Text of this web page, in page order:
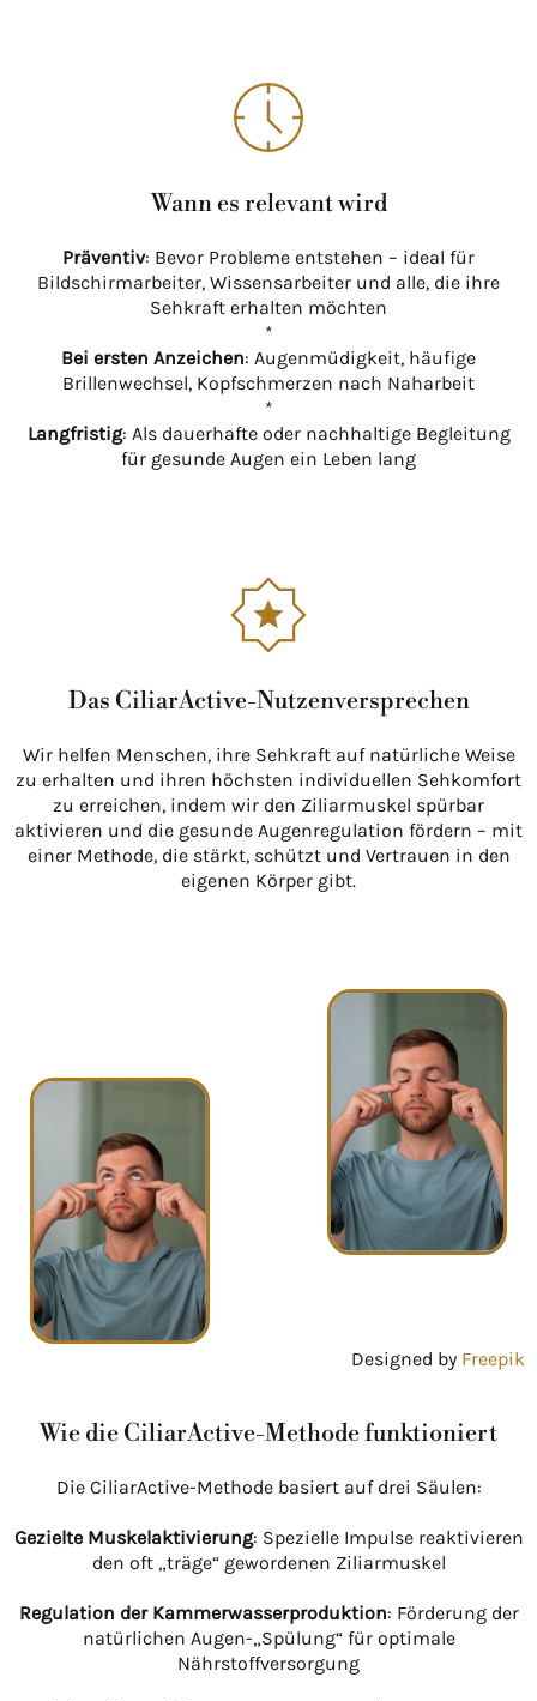
Wann es relevant wird
Präventiv: Bevor Probleme entstehen – ideal für
Bildschirmarbeiter, Wissensarbeiter und alle, die ihre
Sehkraft erhalten möchten
*
Bei ersten Anzeichen: Augenmüdigkeit, häufige
Brillenwechsel, Kopfschmerzen nach Naharbeit
*
Langfristig: Als dauerhafte oder nachhaltige Begleitung
für gesunde Augen ein Leben lang
Das CiliarActive-Nutzenversprechen
Wir helfen Menschen, ihre Sehkraft auf natürliche Weise
zu erhalten und ihren höchsten individuellen Sehkomfort
zu erreichen, indem wir den Ziliarmuskel spürbar
aktivieren und die gesunde Augenregulation fördern – mit
einer Methode, die stärkt, schützt und Vertrauen in den
eigenen Körper gibt.
Designed by Freepik
Wie die CiliarActive-Methode funktioniert
Die CiliarActive-Methode basiert auf drei Säulen:
Gezielte Muskelaktivierung: Spezielle Impulse reaktivieren
den oft „träge“ gewordenen Ziliarmuskel
Regulation der Kammerwasserproduktion: Förderung der
natürlichen Augen-„Spülung“ für optimale
Nährstoffversorgung